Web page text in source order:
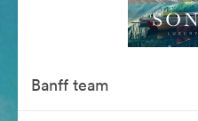
Banff team